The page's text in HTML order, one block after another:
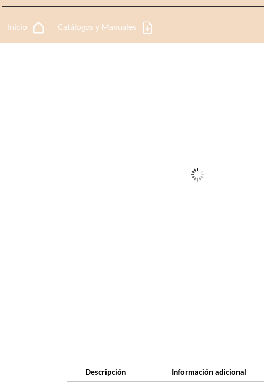
Inicio Catálogos y Manuales
Descripción Información adicional